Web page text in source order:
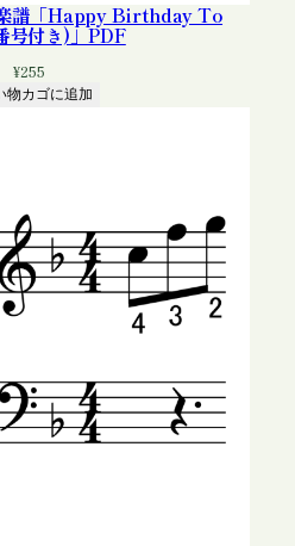
譜「Happy Birthday To
号付き)」PDF
¥255
物カゴに追加